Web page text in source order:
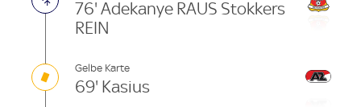
76' Adekanye RAUS Stokkers
REIN
Gelbe Karte
69' Kasius